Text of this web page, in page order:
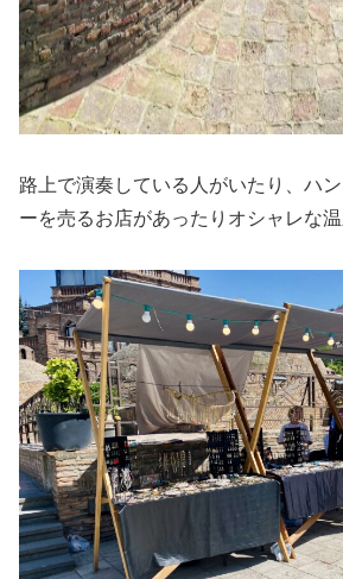
路上で演奏している人がいたり、ハ
ーを売るお店があったりオシャレな温